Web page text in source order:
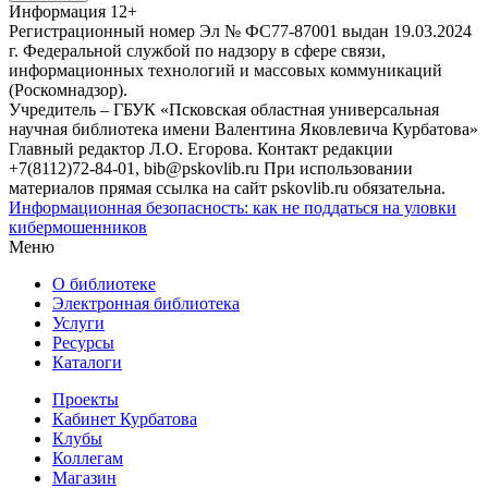
Информация 12+
Регистрационный номер Эл № ФС77-87001 выдан 19.03.2024
г. Федеральной службой по надзору в сфере связи,
информационных технологий и массовых коммуникаций
(Роскомнадзор).
Учредитель – ГБУК «Псковская областная универсальная
научная библиотека имени Валентина Яковлевича Курбатова»
Главный редактор Л.О. Егорова. Контакт редакции
+7(8112)72-84-01, bib@pskovlib.ru При использовании
материалов прямая ссылка на сайт pskovlib.ru обязательна.
Информационная безопасность: как не поддаться на уловки
кибермошенников
Меню
О библиотеке
Электронная библиотека
Услуги
Ресурсы
Каталоги
Проекты
Кабинет Курбатова
Клубы
Коллегам
Магазин